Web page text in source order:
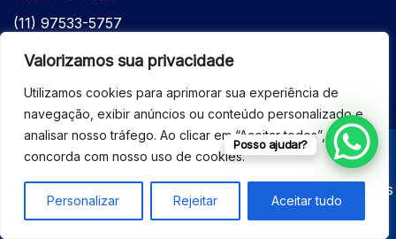
Valorizamos sua privacidade
Utilizamos cookies para aprimorar sua experiência de
navegação, exibir anúncios ou conteúdo personalizado e
analisar nosso tráfego. Ao clicar em “Aceitar todos”, você
concorda com nosso uso de cookies.
Personalizar Rejeitar Aceitar tudo
(11) 97533-5757
(62) 98610-7777
© 2026 - ASSISTÊNCIA TÉCNICA ESPECIALIZADA
EQUIPAMENTOS BRUKER - Todos os direitos reservados
Posso ajudar?